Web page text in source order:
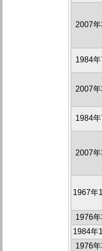
2007
1984
2007
1984
2007
1967年
1976
1984年
1976